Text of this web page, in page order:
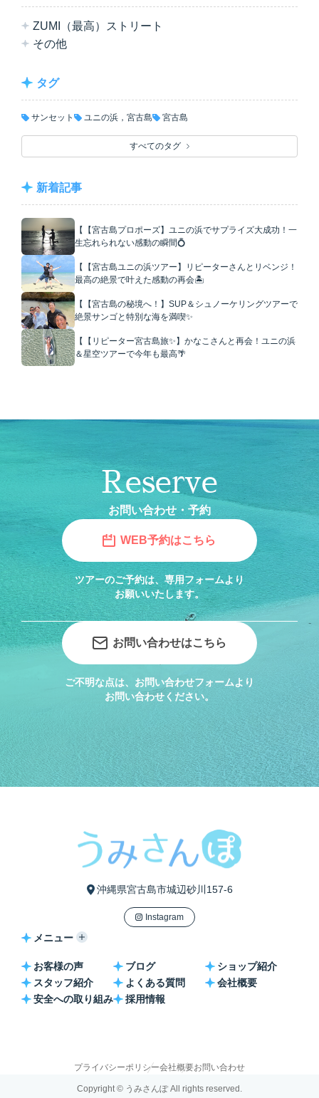
ZUMI（最高）ストリート
その他
タグ
サンセット ユニの浜，宮古島 宮古島
すべてのタグ
新着記事
【【宮古島プロポーズ】ユニの浜でサプライズ大成功！一
生忘れられない感動の瞬間💍
【【宮古島ユニの浜ツアー】リピーターさんとリベンジ！
最高の絶景で叶えた感動の再会🏝️
【【宮古島の秘境へ！】SUP＆シュノーケリングツアーで
絶景サンゴと特別な海を満喫✨
【【リピーター宮古島旅✨】かなこさんと再会！ユニの浜
＆星空ツアーで今年も最高🌴
Reserve
お問い合わせ・予約
WEB予約はこちら
ツアーのご予約は、専用フォームより
お願いいたします。
お問い合わせはこちら
ご不明な点は、お問い合わせフォームより
お問い合わせください。
沖縄県宮古島市城辺砂川157-6
Instagram
メニュー
お客様の声 ブログ
ショップ紹介
スタッフ紹介
よくある質問
会社概要
安全への取り組み
採用情報
プライバシーポリシー会社概要お問い合わせ
Copyright © うみさんぽ All rights reserved.